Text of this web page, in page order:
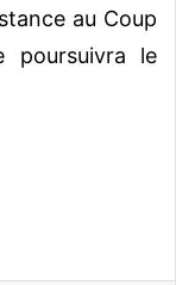
au Coup
poursuivra le